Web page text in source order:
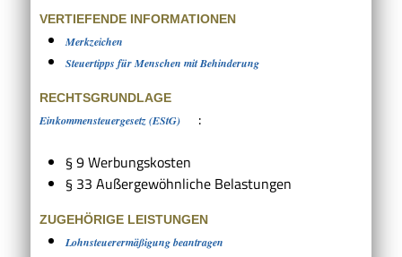
VERTIEFENDE INFORMATIONEN
Merkzeichen
Steuertipps für Menschen mit Behinderung
RECHTSGRUNDLAGE
Einkommensteuergesetz (EStG)
:
§ 9Werbungskosten
§ 33 Außergewöhnliche Belastungen
ZUGEHÖRIGE LEISTUNGEN
Lohnsteuerermäßigung beantragen